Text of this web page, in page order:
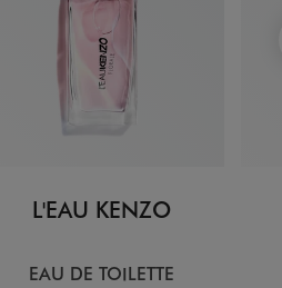
L'EAU KENZO
EAU DE TOILETTE